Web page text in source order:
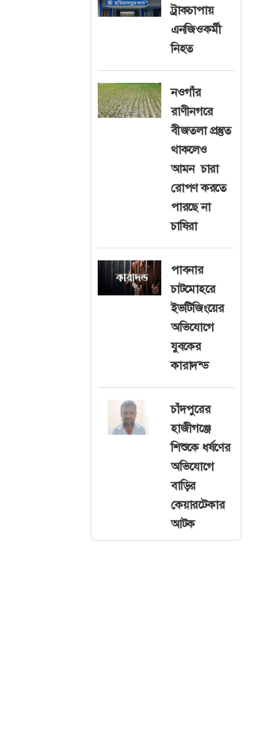
ট্রাকচাপায়
এনজিওকর্মী
নিহত
নওগাঁর
রাণীনগরে
বীজতলা প্রস্তুত
থাকলেও
আমন চারা
রোপণ করতে
পারছে না
চাষিরা
পাবনার
চাটমোহরে
ইভটিজিংয়ের
অভিযোগে
যুবকের
কারাদন্ড
চাঁদপুরের
হাজীগঞ্জে
শিশুকে ধর্ষণের
অভিযোগে
বাড়ির
কেয়ারটেকার
আটক